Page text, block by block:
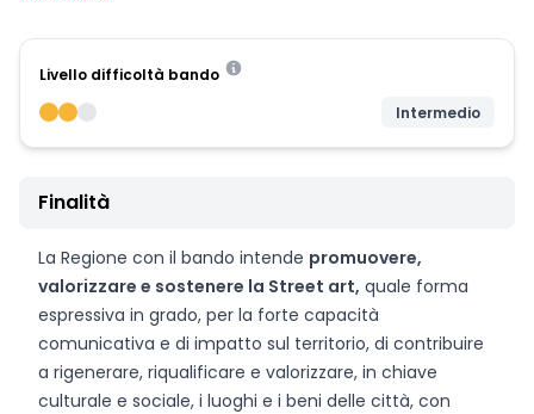
Livello difficoltà bando
Intermedio
Finalità
La Regione con il bando intende promuovere,
valorizzare e sostenere la Street art, quale forma
espressiva in grado, per la forte capacità
comunicativa e di impatto sul territorio, di contribuire
a rigenerare, riqualificare e valorizzare, in chiave
culturale e sociale, i luoghi e i beni delle città, con